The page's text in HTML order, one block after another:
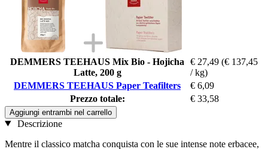
DEMMERS TEEHAUS Mix Bio - Hojicha
Latte, 200 g
€ 27,49 (€ 137,45
/ kg)
DEMMERS TEEHAUS Paper Teafilters
€ 6,09
Prezzo totale:
€ 33,58
Aggiungi entrambi nel carrello
Descrizione
Mentre il classico matcha conquista con le sue intense note erbacee,